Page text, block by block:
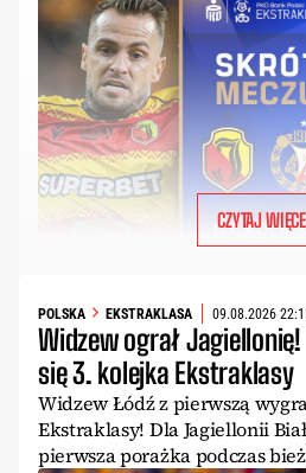
CZYTAJ
POLSKA EKSTRAKLASA 09.08.2026
Widzew ograł Jagiellonię!
się 3. kolejka Ekstraklasy
Widzew Łódź z pierwszą
Ekstraklasy! Dla Jagiellonii
pierwsza porażka podczas